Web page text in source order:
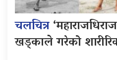
चलचित्र
खड्काले गरेको